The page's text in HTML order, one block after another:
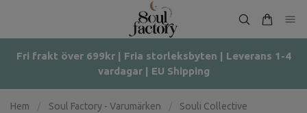
Fri frakt över 699kr | Fria storleksbyten | Leverans 1-4
vardagar | EU Shipping
Hem Soul Factory - Varumärken Souli Collective